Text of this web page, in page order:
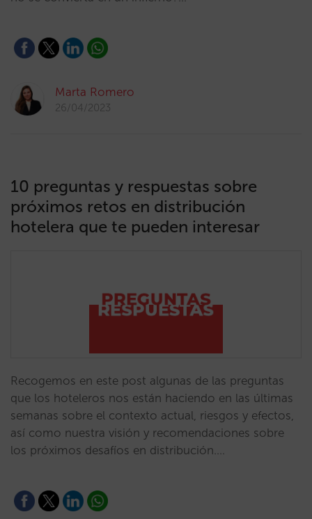
Marta Romero
26/04/2023
10 preguntas y respuestas sobre
próximos retos en distribución
hotelera que te pueden interesar
Recogemos en este post algunas de las preguntas
que los hoteleros nos están haciendo en las últimas
semanas sobre el contexto actual, riesgos y efectos,
así como nuestra visión y recomendaciones sobre
los próximos desafíos en distribución.…